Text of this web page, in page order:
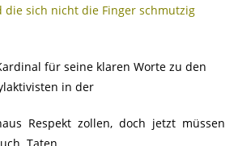
die sich nicht die Finger schmutzig
für seine klaren Worte zu den
in der
Respekt zollen, doch jetzt müssen